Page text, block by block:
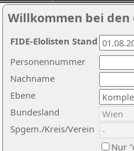
Willkommen bei den
Nachname
Ebene
Personennummer
Bundesland
Spgem./Kreis/Verein
Nur
FIDE-Elolisten Stand